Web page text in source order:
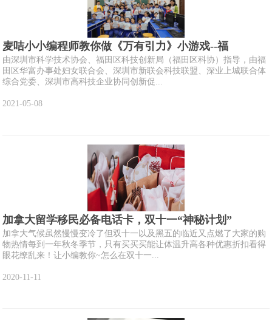
麦咭小小编程师教你做《万有引力》小游戏--福
由深圳市科学技术协会、福田区科技创新局（福田区科协）指导，由福
田区华富办事处妇女联合会、深圳市新联会科技联盟、深业上城联合体
综合党委、深圳市高科技企业协同创新促...
2021-05-08
加拿大留学移民必备电话卡，双十一“神秘计划”
加拿大气候虽然慢慢变冷了但双十一以及黑五的临近又点燃了大家的购
物热情每到一年秋冬季节，只有买买买能让体温升高各种优惠折扣看得
眼花缭乱来！让小编教你~怎么在双十一...
2020-11-11